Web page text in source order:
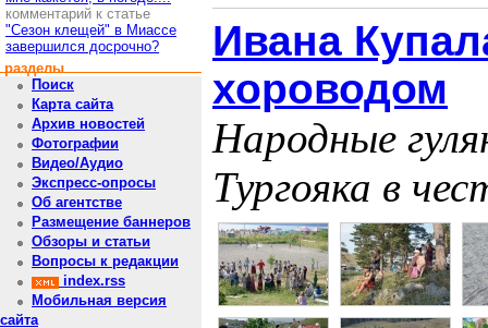
комментарий к статье
"Сезон клещей" в Миассе
завершился досрочно?
разделы
Поиск
Карта сайта
Архив новостей
Фотографии
Видео/Аудио
Экспресс-опросы
Об агентстве
Размещение баннеров
Обзоры и статьи
Вопросы к редакции
index.rss
Мобильная версия
сайта
Ивана
хороводом
Народные
Тургояка в